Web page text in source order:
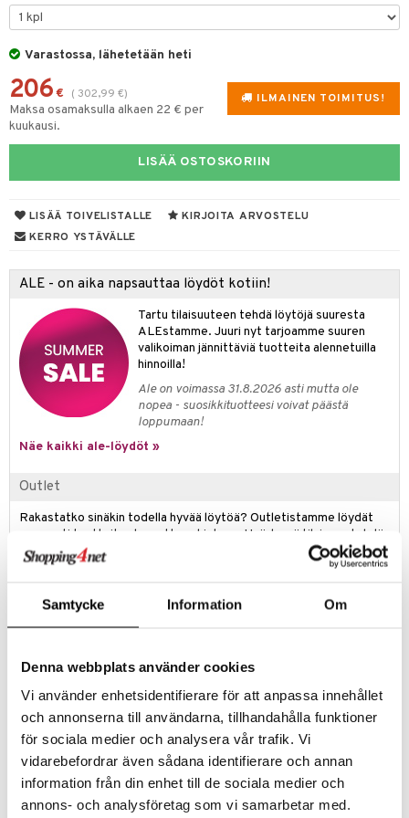
Samtycke Information Om
Denna webbplats använder cookies
Vi använder enhetsidentifierare för att anpassa innehållet
och annonserna till användarna, tillhandahålla funktioner
för sociala medier och analysera vår trafik. Vi
vidarebefordrar även sådana identifierare och annan
information från din enhet till de sociala medier och
annons- och analysföretag som vi samarbetar med.
Varastossa, lähetetään heti
ILMAINEN TOIMITUS!
206 € ( 302,99 €)
Maksa osamaksulla alkaen 22 € per
kuukausi.
LISÄÄ OSTOSKORIIN
LISÄÄ TOIVELISTALLE
KIRJOITA ARVOSTELU
KERRO YSTÄVÄLLE
ALE - on aika napsauttaa löydöt kotiin!
Tartu tilaisuuteen tehdä löytöjä suuresta
ALEstamme. Juuri nyt tarjoamme suuren
valikoiman jännittäviä tuotteita alennetuilla
hinnoilla!
Ale on voimassa 31.8.2026 asti mutta ole
nopea - suosikkituotteesi voivat päästä
loppumaan!
Näe kaikki ale-löydöt »
Outlet
Rakastatko sinäkin todella hyvää löytöä? Outletistamme löydät
runsaasti tuotteita alennettuun hintaan. Hyödynnä tilaisuus tehdä
löytöjä, kun suosikkituotteitasi on vielä jäljellä.
Tuotetieto
palkinnon koko kokoelman kattaen vuonna 1967. Sarjaa löytyy useana
Kannun sisäpuolella, nokkaan kiinnitettynä, on siivilä.
Korkeus: 11 cm leveys: 13 cm.
Tuotenumero
IV1012-1.25-XX
& Vihannesveitset
sisustus
tekstiilit
& Tyynyliinat
& Peitot
& Korit
& Veistokset
Art
& Lyhdyt
& Hyllyt
& Koukut
& Korit
tekstiilit
tekstiilit
tekstiilit
& Tyynyliinat
hyönteissuoja
ruokinta
& Lyhdyt